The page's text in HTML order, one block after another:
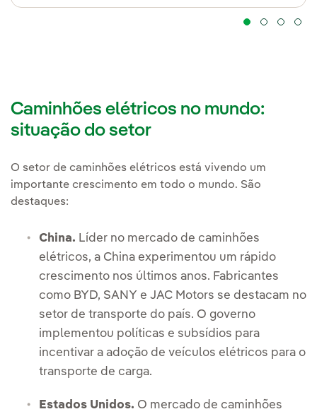
Caminhões elétricos no mundo:
situação do setor
O setor de caminhões elétricos está vivendo um
importante crescimento em todo o mundo. São
destaques:
China. Líder no mercado de caminhões
elétricos, a China experimentou um rápido
crescimento nos últimos anos. Fabricantes
como BYD, SANY e JAC Motors se destacam no
setor de transporte do país. O governo
implementou políticas e subsídios para
incentivar a adoção de veículos elétricos para o
transporte de carga.
Estados Unidos. O mercado de caminhões